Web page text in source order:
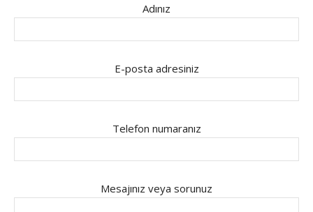
Adınız
E-posta adresiniz
Telefon numaranız
Mesajınız veya sorunuz